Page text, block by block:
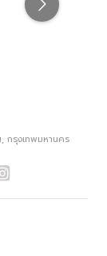
,กรุงเทพมหานคร